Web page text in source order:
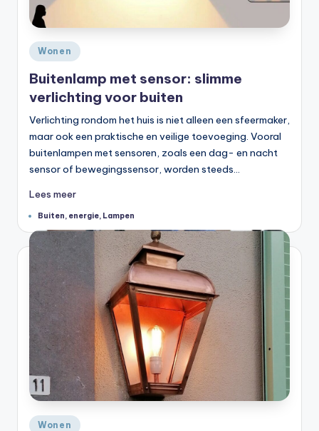
Geplaatst
in
Wonen
Buitenlamp met sensor: slimme
verlichting voor buiten
Verlichting rondom het huis is niet alleen een sfeermaker,
maar ook een praktische en veilige toevoeging. Vooral
buitenlampen met sensoren, zoals een dag- en nacht
sensor of bewegingssensor, worden steeds…
Lees meer
Tags:Buiten, energie, Lampen
Geplaatst
Wonen